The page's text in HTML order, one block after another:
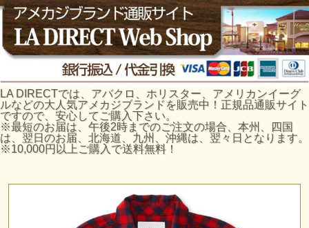
LA DIRECTでは、アバクロ、ホリスター、アメリカンイーグ
ルなどの大人気アメカジブランドを販売中！正規品通販サイト
ですので、安心してご購入下さい。
※最短のお届は、午後2時までのご注文の場合、本州、四国
は、翌日のお届、北海道、九州、沖縄は、翌々日となります。
※10,000円以上ご購入で送料無料！